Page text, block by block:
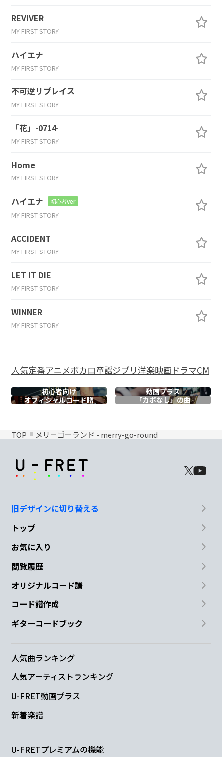
REVIVER
MY FIRST STORY
ハイエナ
MY FIRST STORY
不可逆リプレイス
MY FIRST STORY
「花」-0714-
MY FIRST STORY
Home
MY FIRST STORY
ハイエナ 初心者ver
MY FIRST STORY
ACCIDENT
MY FIRST STORY
LET IT DIE
MY FIRST STORY
WINNER
MY FIRST STORY
人気定番アニメボカロ童謡ジブリ洋楽映画ドラマCM
初心者向け
動画プラス
オフィシャルコード譜 「カポなし」の曲
TOP メリーゴーランド - merry-go-round
旧デザインに切り替える
トップ
お気に入り
閲覧履歴
オリジナルコード譜
コード譜作成
ギターコードブック
人気曲ランキング
人気アーティストランキング
U-FRET動画プラス
新着楽譜
U-FRETプレミアムの機能